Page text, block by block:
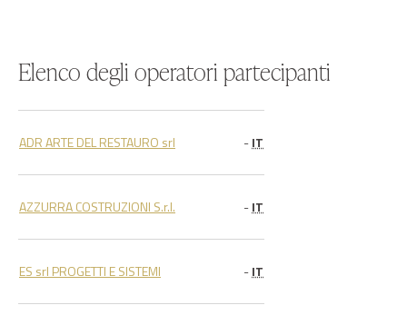
Elenco degli operatori partecipanti
ADR ARTE DEL RESTAURO srl -IT
AZZURRA COSTRUZIONI S.r.l. -IT
ES srl PROGETTI E SISTEMI -IT